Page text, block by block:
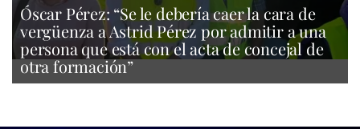
Óscar Pérez: “Se le debería caer la cara de
vergüenza a Astrid Pérez por admitir a una
persona que está con el acta de concejal de
otra formación”